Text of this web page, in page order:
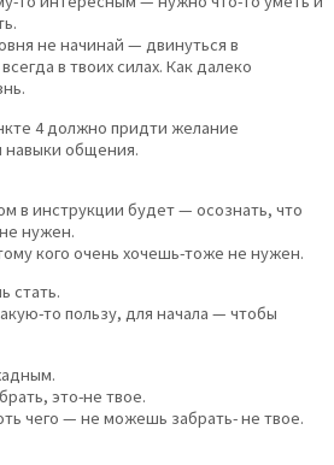
не начинай — двинуться в
в твоих силах. Как далеко
4 должно придти желание
навыки общения.
в инструкции будет — осознать, что
нужен.
кого очень хочешь-тоже не нужен.
стать.
то пользу, для начала — чтобы
это-не твое.
чего — не можешь забрать- не твое.